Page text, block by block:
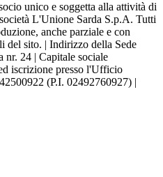
unico e soggetta alla attività di
L'Unione Sarda S.p.A. Tutti
anche parziale e con
del sito. | Indirizzo della Sede
nr. 24 | Capitale sociale
iscrizione presso l'Ufficio
(P.I. 02492760927) |